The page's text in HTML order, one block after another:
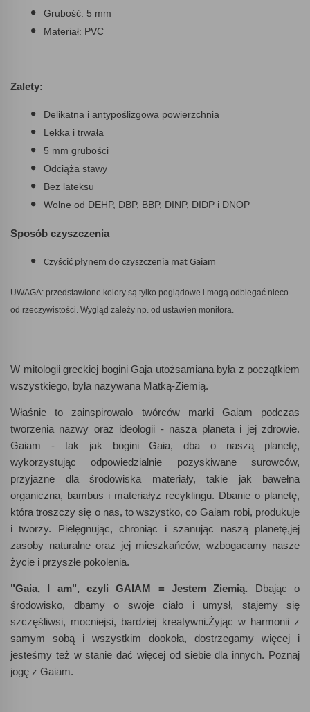
Grubość: 5 mm
Materiał: PVC
Zalety:
Delikatna i antypoślizgowa powierzchnia
Lekka i trwała
5 mm grubości
Odciąża stawy
Bez lateksu
Wolne od DEHP, DBP, BBP, DINP, DIDP i DNOP
Sposób czyszczenia
Czyścić płynem do czyszczenia mat Gaiam
UWAGA: przedstawione kolory są tylko poglądowe i mogą odbiegać nieco
od rzeczywistości. Wygląd zależy np. od ustawień monitora.
W mitologii greckiej bogini Gaja utożsamiana była z początkiem
wszystkiego, była nazywana Matką-Ziemią.
Właśnie to zainspirowało twórców marki Gaiam podczas
tworzenia nazwy oraz ideologii - nasza planeta i jej zdrowie.
Gaiam - tak jak bogini Gaia, dba o naszą planetę,
wykorzystując odpowiedzialnie pozyskiwane surowców,
przyjazne dla środowiska materiały, takie jak bawełna
organiczna, bambus i materiałyz recyklingu. Dbanie o planetę,
która troszczy się o nas, to wszystko, co Gaiam robi, produkuje
i tworzy. Pielęgnując, chroniąc i szanując naszą planetę,jej
zasoby naturalne oraz jej mieszkańców, wzbogacamy nasze
życie i przyszłe pokolenia.
"Gaia, I am", czyli GAIAM = Jestem Ziemią. Dbając o
środowisko, dbamy o swoje ciało i umysł, stajemy się
szczęśliwsi, mocniejsi, bardziej kreatywni.Żyjąc w harmonii z
samym sobą i wszystkim dookoła, dostrzegamy więcej i
jesteśmy też w stanie dać więcej od siebie dla innych. Poznaj
jogę z Gaiam.